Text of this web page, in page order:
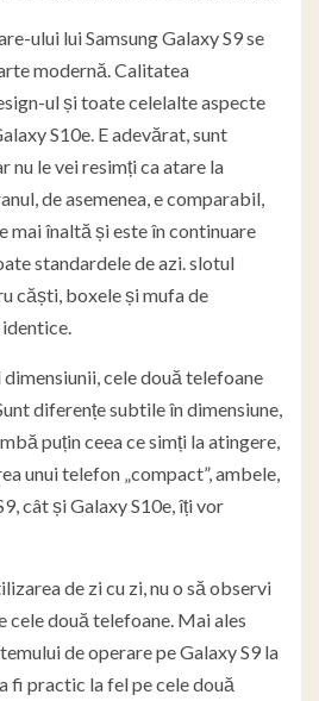
ului lui Samsung Galaxy S9 se
modernă. Calitatea
ul și toate celelalte aspecte
S10e. E adevărat, sunt
nu le vei resimți ca atare la
de asemenea, e comparabil,
mai înaltă și este în continuare
standardele de azi. slotul
căști, boxele și mufa de
cele două telefoane
diferențe subtile în dimensiune,
puțin ceea ce simți la atingere,
unui telefon „compact”, ambele,
cât și Galaxy S10e, îți vor
de zi cu zi, nu o să observi
două telefoane. Mai ales
de operare pe Galaxy S9 la
fi practic la fel pe cele două